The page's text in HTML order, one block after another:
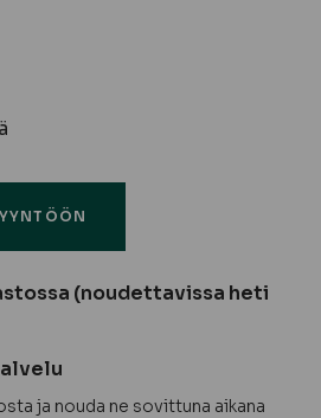
(noudettavissa heti
ja nouda ne sovittuna aikana